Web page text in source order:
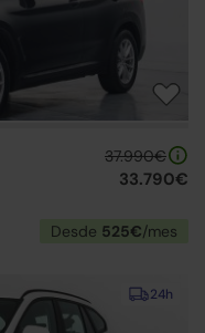
37.990€
33.790€
Desde 525€/mes
24h